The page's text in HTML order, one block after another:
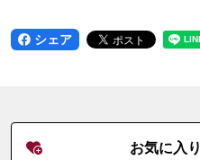
シェア
お気に入